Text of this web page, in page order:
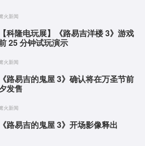
火新闻
【科隆电玩展】《路易吉洋楼 3》游戏
25 分钟试玩演示
火新闻
《路易吉的鬼屋 3》确认将在万圣节前
发售
火新闻
《路易吉的鬼屋 3》开场影像释出